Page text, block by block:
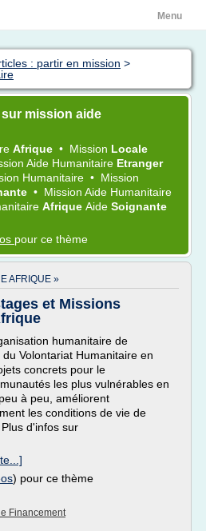
Menu
: partir en mission >
mission aide
Afrique • Mission Locale
Aide Humanitaire Etranger
Humanitaire • Mission
• Mission Aide Humanitaire
Afrique Aide Soignante
pour ce thème
AFRIQUE »
et Missions
humanitaire de
Volontariat Humanitaire en
concrets pour le
les plus vulnérables en
à peu, améliorent
les conditions de vie de
d'infos sur
) pour ce thème
Financement